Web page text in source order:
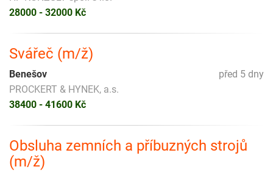
28000 - 32000 Kč
Svářeč (m/ž)
před 5 dny
Benešov
PROCKERT & HYNEK, a.s.
38400 - 41600 Kč
Obsluha zemních a příbuzných strojů
(m/ž)